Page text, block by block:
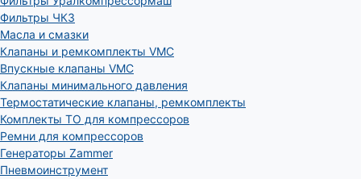
Фильтры ЧКЗ
Масла и смазки
Клапаны и ремкомплекты VMC
Впускные клапаны VMC
Клапаны минимального давления
Термостатические клапаны, ремкомплекты
Комплекты ТО для компрессоров
Ремни для компрессоров
Генераторы Zammer
Пневмоинструмент